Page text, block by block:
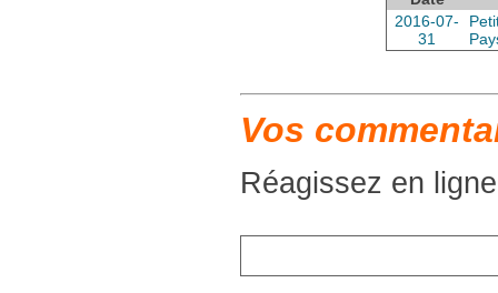
2016-07-
31
Vos
Réagissez en